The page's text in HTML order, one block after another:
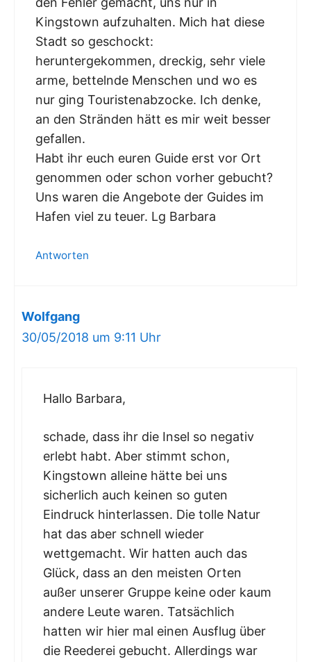
Kingstown aufzuhalten. Mich hat diese
Stadt so geschockt:
heruntergekommen, dreckig, sehr viele
arme, bettelnde Menschen und wo es
nur ging Touristenabzocke. Ich denke,
an den Stränden hätt es mir weit besser
gefallen.
Habt ihr euch euren Guide erst vor Ort
genommen oder schon vorher gebucht?
Uns waren die Angebote der Guides im
Hafen viel zu teuer. Lg Barbara
Antworten
Wolfgang
30/05/2018 um 9:11 Uhr
Hallo Barbara,
schade, dass ihr die Insel so negativ
erlebt habt. Aber stimmt schon,
Kingstown alleine hätte bei uns
sicherlich auch keinen so guten
Eindruck hinterlassen. Die tolle Natur
hat das aber schnell wieder
wettgemacht. Wir hatten auch das
Glück, dass an den meisten Orten
außer unserer Gruppe keine oder kaum
andere Leute waren. Tatsächlich
hatten wir hier mal einen Ausflug über
die Reederei gebucht. Allerdings war